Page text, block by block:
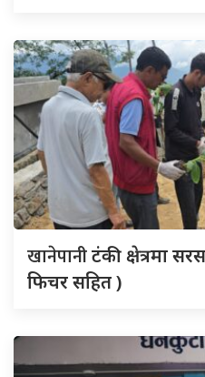
खानेपानीटंकी क्षेत्रमा
फिचर सहित )